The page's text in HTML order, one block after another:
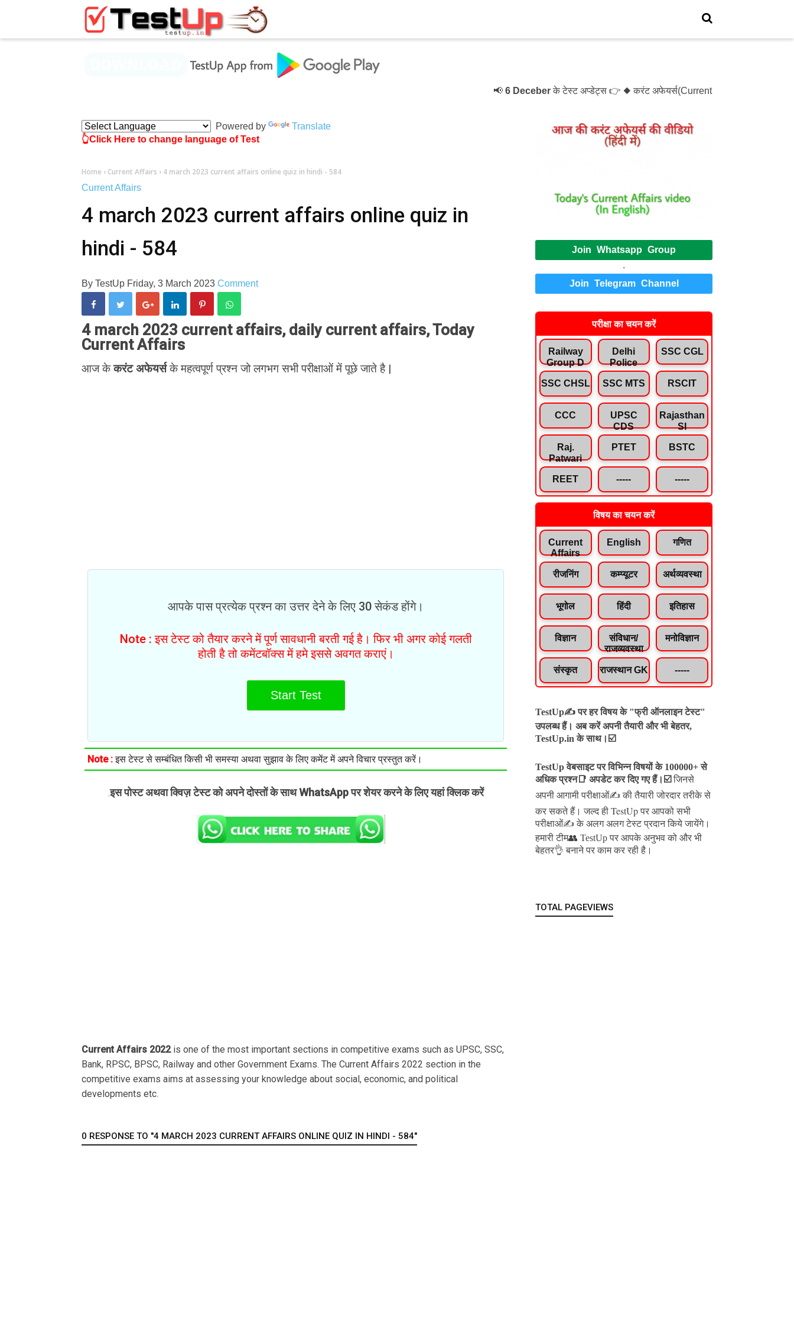
6 Deceberके टेस्ट अप्डेट्स 👉 ◆ करंट अफेयर्स(Current Affairs)- Test- 1214 ◆
Powered by
Translate
👆Click Here to change language of Test
Home › Current Affairs › 4 march 2023 current affairs online quiz in hindi - 584
Current Affairs
4 march 2023 current affairs online quiz in
hindi - 584
By TestUp Friday, 3 March 2023 Comment
4 march 2023 current affairs, daily current affairs, Today
Current Affairs
आज केकरंट अफेयर्सके महत्वपूर्ण प्रश्न जो लगभग सभी परीक्षाओं में पूछे जाते है |
आपके पास प्रत्येक प्रश्न का उत्तर देने के लिए 30 सेकंड होंगे।
Note : इस टेस्ट को तैयार करने में पूर्ण सावधानी बरती गई है। फिर भी अगर कोई गलती
होती है तो कमेंटबॉक्स में हमे इससे अवगत कराएं।
Start Test
Note :इस टेस्ट से सम्बंधित किसी भी समस्या अथवा सुझाव के लिए कमेंट में अपने विचार प्रस्तुत करें।
.इस पोस्ट अथवा क्विज़ टेस्ट को अपने दोस्तों के साथ WhatsApp पर शेयर करने के लिए यहां क्लिक करें
Current Affairs 2022is one of the most important sections in competitive exams such as UPSC, SSC,
Bank, RPSC, BPSC, Railway and other Government Exams. The Current Affairs 2022 section in the
competitive exams aims at assessing your knowledge about social, economic, and political
developments etc.
0 RESPONSE TO "4 MARCH 2023 CURRENT AFFAIRS ONLINE QUIZ IN HINDI - 584"
Join Whatsapp Group
.
Join Telegram Channel
परीक्षा का चयन करें
Railway
Group D
Delhi
Police
SSC CGL
SSC CHSL SSC MTS RSCIT
CCC
UPSC
CDS
Rajasthan
SI
Raj.
Patwari
PTET BSTC
REET ----- -----
विषय का चयन करें
Current
Affairs
English गणित
रीजनिंग कम्प्यूटर अर्थव्यवस्था
भूगोल हिंदी इतिहास
विज्ञान
संविधान/
राजव्यवस्था
मनोविज्ञान
संस्कृत राजस्थान GK -----
TestUp✍️ पर हर विषय के "फ्री ऑनलाइन टेस्ट"
उपलब्ध हैं। अब करें अपनी तैयारी और भी बेहतर,
TestUp.in के साथ।☑️
TestUp वेबसाइट पर विभिन्न विषयों के 100000+ से
अधिक प्रश्न📑 अपडेट कर दिए गए हैं। ☑️ जिनसे
अपनी आगामी परीक्षाओं✍️ की तैयारी जोरदार तरीके से
कर सकते हैं।जल्द ही TestUp पर आपको सभी
परीक्षाओं✍️ के अलग अलग टेस्ट प्रदान किये जायेंगे।
हमारी टीम👥 TestUp पर आपके अनुभव को और भी
बेहतर👌 बनाने पर काम कर रही है।
TOTAL PAGEVIEWS